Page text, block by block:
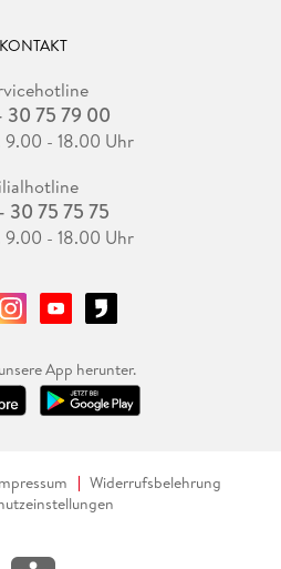
KONTAKT
30 75 79 00
9.00 - 18.00 Uhr
30 75 75 75
9.00 - 18.00 Uhr
App herunter.
Widerrufsbelehrung